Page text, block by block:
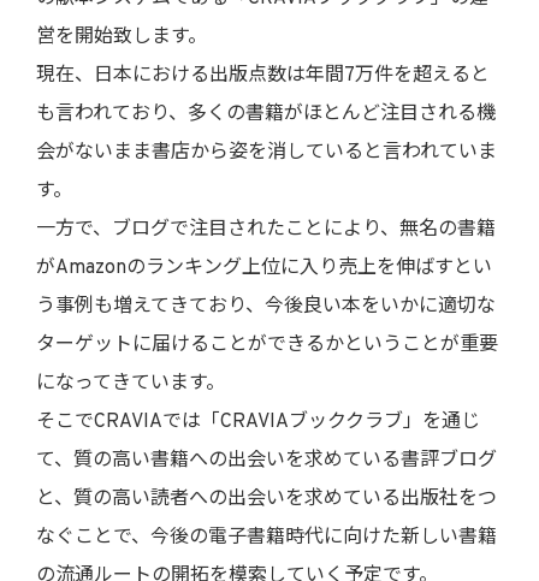
営を開始致します。
現在、日本における出版点数は年間7万件を超えると
も言われており、多くの書籍がほとんど注目される機
会がないまま書店から姿を消していると言われていま
す。
一方で、ブログで注目されたことにより、無名の書籍
がAmazonのランキング上位に入り売上を伸ばすとい
う事例も増えてきており、今後良い本をいかに適切な
ターゲットに届けることができるかということが重要
になってきています。
そこでCRAVIAでは「CRAVIAブッククラブ」を通じ
て、質の高い書籍への出会いを求めている書評ブログ
と、質の高い読者への出会いを求めている出版社をつ
なぐことで、今後の電子書籍時代に向けた新しい書籍
の流通ルートの開拓を模索していく予定です。